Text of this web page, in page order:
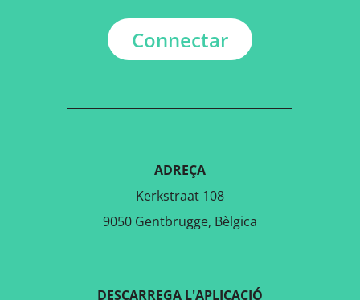
Connectar
ADREÇA
Kerkstraat 108
9050 Gentbrugge, Bèlgica
DESCARREGA L'APLICACIÓ